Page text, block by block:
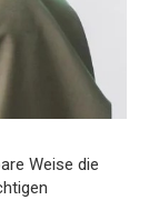
Weise die